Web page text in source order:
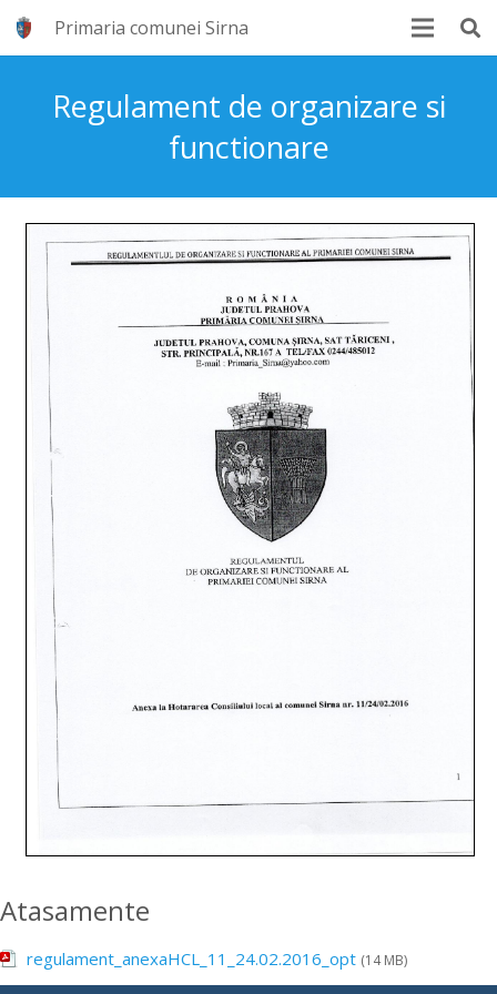
Primaria comunei Sirna
Regulament de organizare si
functionare
Atasamente
regulament_anexaHCL_11_24.02.2016_opt (14 MB)